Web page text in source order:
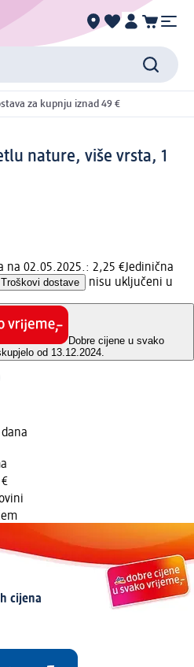
za kupnju iznad 49 €
nature, više vrsta, 1
na 02.05.2025.: 2,25 €Jedinična
Troškovi dostave
nisu uključeni u
Dobre cijene u svako
od 13.12.2024.
cijena